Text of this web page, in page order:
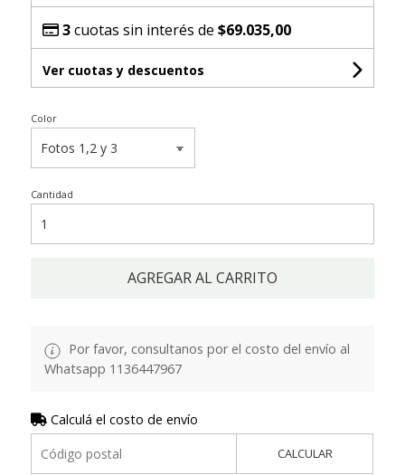
3cuotas sin interés de $69.035,00
Ver cuotas y descuentos
Color
Cantidad
AGREGAR AL CARRITO
Por favor, consultanos por el costo del envío al
Whatsapp 1136447967
Calculá el costo de envío
CALCULAR